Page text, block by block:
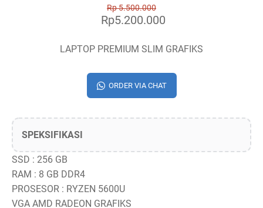
Rp 5.500.000
Rp5.200.000
LAPTOP PREMIUM SLIM GRAFIKS
ORDER VIA CHAT
SPEKSIFIKASI
SSD : 256 GB
RAM : 8 GB DDR4
PROSESOR : RYZEN 5600U
VGA AMD RADEON GRAFIKS